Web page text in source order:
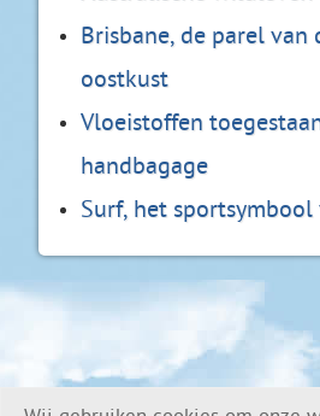
Brisbane, de parel van
oostkust
Vloeistoffen
handbagage
Surf, het